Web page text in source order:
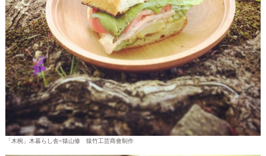
「木椀」木暮らし舎×猿山修 猿竹工芸商會制作